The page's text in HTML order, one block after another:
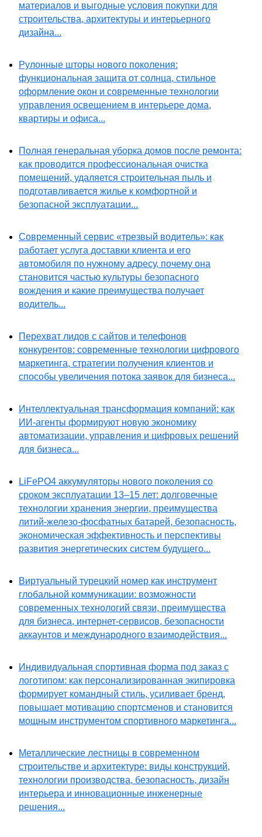
материалов и выгодные условия покупки для
строительства, архитектуры и интерьерного
дизайна...
Рулонные шторы нового поколения:
функциональная защита от солнца, стильное
оформление окон и современные технологии
управления освещением в интерьере дома,
квартиры и офиса...
Полная генеральная уборка домов после ремонта:
как проводится профессиональная очистка
помещений, удаляется строительная пыль и
подготавливается жилье к комфортной и
безопасной эксплуатации...
Современный сервис «трезвый водитель»: как
работает услуга доставки клиента и его
автомобиля по нужному адресу, почему она
становится частью культуры безопасного
вождения и какие преимущества получает
водитель...
Перехват лидов с сайтов и телефонов
конкурентов: современные технологии цифрового
маркетинга, стратегии получения клиентов и
способы увеличения потока заявок для бизнеса...
Интеллектуальная трансформация компаний: как
ИИ-агенты формируют новую экономику
автоматизации, управления и цифровых решений
для бизнеса...
LiFePO4 аккумуляторы нового поколения со
сроком эксплуатации 13–15 лет: долговечные
технологии хранения энергии, преимущества
литий-железо-фосфатных батарей, безопасность,
экономическая эффективность и перспективы
развития энергетических систем будущего...
Виртуальный турецкий номер как инструмент
глобальной коммуникации: возможности
современных технологий связи, преимущества
для бизнеса, интернет-сервисов, безопасности
аккаунтов и международного взаимодействия...
Индивидуальная спортивная форма под заказ с
логотипом: как персонализированная экипировка
формирует командный стиль, усиливает бренд,
повышает мотивацию спортсменов и становится
мощным инструментом спортивного маркетинга...
Металлические лестницы в современном
строительстве и архитектуре: виды конструкций,
технологии производства, безопасность, дизайн
интерьера и инновационные инженерные
решения...